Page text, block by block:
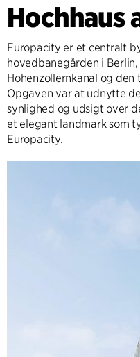
Hochhaus
Europacity er et centralt
hovedbanegården i
Hohenzollernkanal og
Opgaven var at udnytte
synlighed og udsigt over
et elegant landmark som
Europacity.